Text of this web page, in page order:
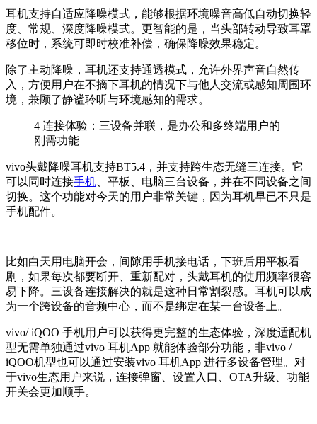
耳机支持自适应降噪模式，能够根据环境噪音高低自动切换轻
度、常规、深度降噪模式。更智能的是，当头部转动导致耳罩
移位时，系统可即时校准补偿，确保降噪效果稳定。
除了主动降噪，耳机还支持通透模式，允许外界声音自然传
入，方便用户在不摘下耳机的情况下与他人交流或感知周围环
境，兼顾了静谧聆听与环境感知的需求。
4 连接体验：三设备并联，是办公和多终端用户的
刚需功能
vivo头戴降噪耳机支持BT5.4，并支持跨生态无缝三连接。它
可以同时连接手机 、平板、电脑三台设备，并在不同设备之间
切换。这个功能对今天的用户非常关键，因为耳机早已不只是
手机配件。
比如白天用电脑开会，间隙用手机接电话，下班后用平板看
剧，如果每次都要断开、重新配对，头戴耳机的使用频率很容
易下降。三设备连接解决的就是这种日常割裂感。耳机可以成
为一个跨设备的音频中心，而不是绑定在某一台设备上。
vivo/ iQOO 手机用户可以获得更完整的生态体验，深度适配机
型无需单独通过vivo 耳机App 就能体验部分功能，非vivo /
iQOO机型也可以通过安装vivo 耳机App 进行多设备管理。对
于vivo生态用户来说，连接弹窗、设置入口、OTA升级、功能
开关会更加顺手。